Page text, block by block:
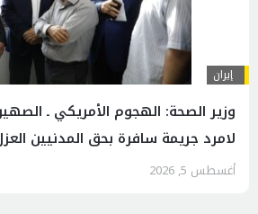
إيران
وزير الصحة: الهجوم الأمريكي ـ
لامرد جريمة سافرة بحق المدنيين
أغسطس 5, 2026